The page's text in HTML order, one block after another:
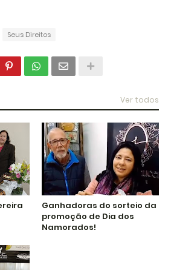
Seus Direitos
Ver todos
Ganhadoras do sorteio da
promoção de Dia dos
Namorados!